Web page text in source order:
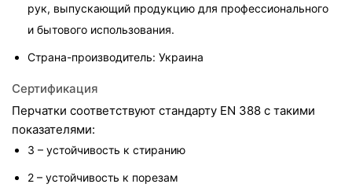
рук, выпускающий продукцию для профессионального
и бытового использования.
Страна-производитель: Украина
Сертификация
Перчатки соответствуют стандарту EN 388 с такими
показателями:
3 – устойчивость к стиранию
2 – устойчивость к порезам